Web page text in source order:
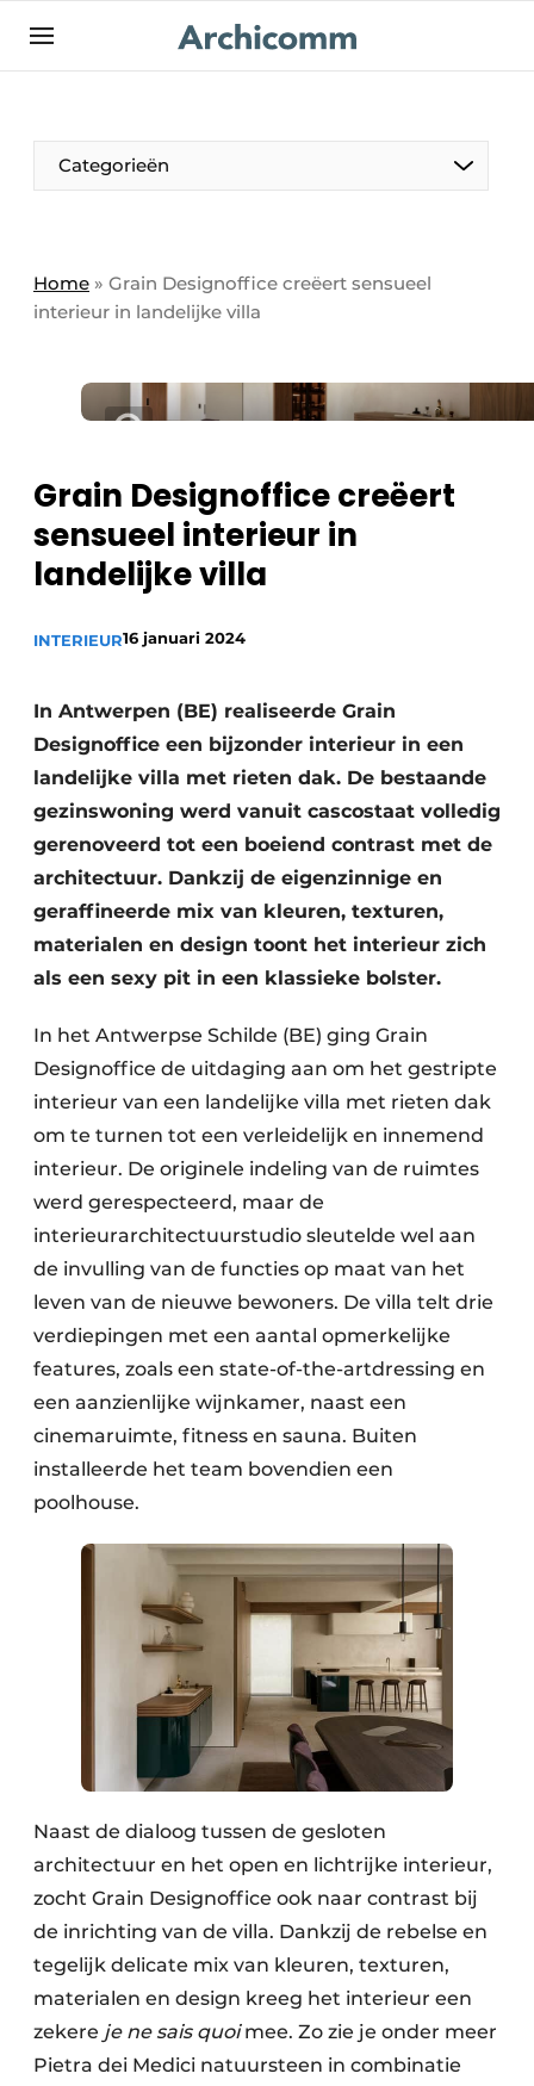
NL be-FR
Categorieën
Home » Grain Designoffice creëert sensueel
interieur in landelijke villa
Grain Designoffice creëert
sensueel interieur in
landelijke villa
INTERIEUR16 januari 2024
In Antwerpen (BE) realiseerde Grain
Designoffice een bijzonder interieur in een
landelijke villa met rieten dak. De bestaande
gezinswoning werd vanuit cascostaat volledig
gerenoveerd tot een boeiend contrast met de
architectuur. Dankzij de eigenzinnige en
geraffineerde mix van kleuren, texturen,
materialen en design toont het interieur zich
als een sexy pit in een klassieke bolster.
In het Antwerpse Schilde (BE) ging Grain
Designoffice de uitdaging aan om het gestripte
interieur van een landelijke villa met rieten dak
om te turnen tot een verleidelijk en innemend
interieur. De originele indeling van de ruimtes
werd gerespecteerd, maar de
interieurarchitectuurstudio sleutelde wel aan
de invulling van de functies op maat van het
leven van de nieuwe bewoners. De villa telt drie
verdiepingen met een aantal opmerkelijke
features, zoals een state-of-the-artdressing en
een aanzienlijke wijnkamer, naast een
cinemaruimte, fitness en sauna. Buiten
installeerde het team bovendien een
poolhouse.
Naast de dialoog tussen de gesloten
architectuur en het open en lichtrijke interieur,
zocht Grain Designoffice ook naar contrast bij
de inrichting van de villa. Dankzij de rebelse en
tegelijk delicate mix van kleuren, texturen,
materialen en design kreeg het interieur een
zekere je ne sais quoimee. Zo zie je onder meer
Pietra dei Medici natuursteen in combinatie